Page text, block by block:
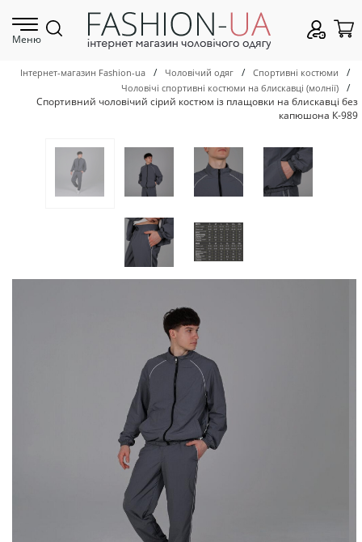
Меню
Інтернет-магазин Fashion-ua / Чоловічий одяг / Спортивні костюми /
Чоловічі спортивні костюми на блискавці (молнії)
/
Спортивний чоловічий сірий костюм із плащовки на блискавці без
капюшона К-989